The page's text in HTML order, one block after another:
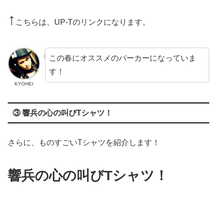
↑ こちらは、UP-Tのリンクになります。
KYOHEI
この春にオススメのパーカーになっていま
す！
③ 響兵の心の叫びTシャツ！
さらに、ものすごいTシャツを紹介します！
響兵の心の叫びTシャツ！